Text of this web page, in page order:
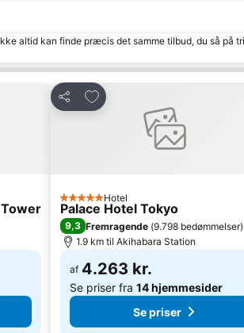
altid kan finde præcis det samme tilbud, du så på
Del
Føj til favoritter
5 StjernerHotel
Palace Hotel Tokyo
9,3 Fremragende (9.798 bedømmelser)
1.9 km til Akihabara Station
af 4.263 kr.
Se priser fra 14 hjemmesider
Se priser